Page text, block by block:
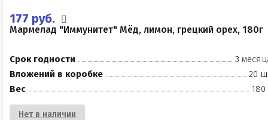
177 руб.
Мармелад "Иммунитет" Мёд, лимон, грецкий орех, 180г
Срок годности
3
Вложений в коробке
20
Вес
180
Нет в наличии